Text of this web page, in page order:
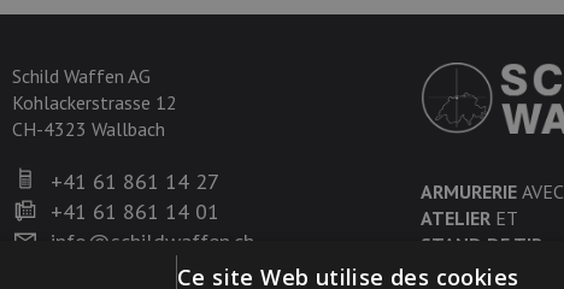
Schild Waffen AG
Kohlackerstrasse 12
CH-4323 Wallbach
+41 61 861 14 27
+41 61 861 14 01
info@schildwaffen.ch
ARMURERIE AVEC
ATELIER ET
STAND DE TIR
Ce site Web utilise des cookies